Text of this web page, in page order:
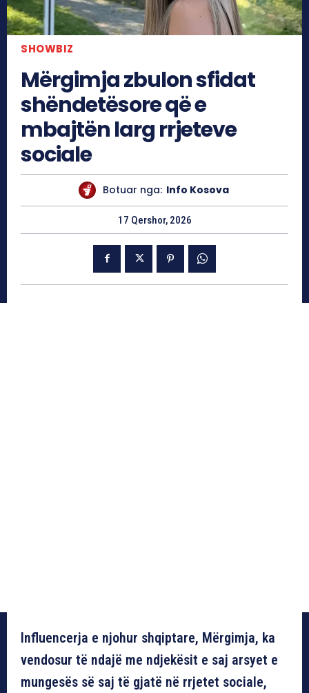
SHOWBIZ
Mërgimja zbulon sfidat
shëndetësore që e
mbajtën larg rrjeteve
sociale
Botuar nga: Info Kosova
17 Qershor, 2026
Influencerja e njohur shqiptare, Mërgimja, ka
vendosur të ndajë me ndjekësit e saj arsyet e
mungesës së saj të gjatë në rrjetet sociale,